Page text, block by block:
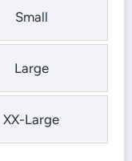
Small
Large
XX-Large